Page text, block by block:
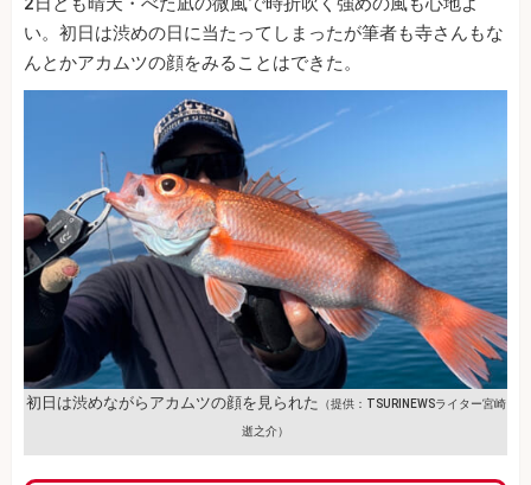
い。初日は渋めの日に当たってしまったが筆者も寺さんもな
んとかアカムツの顔をみることはできた。
初日は渋めながらアカムツの顔を見られた （提供：TSURINEWSライター宮崎
逝之介）